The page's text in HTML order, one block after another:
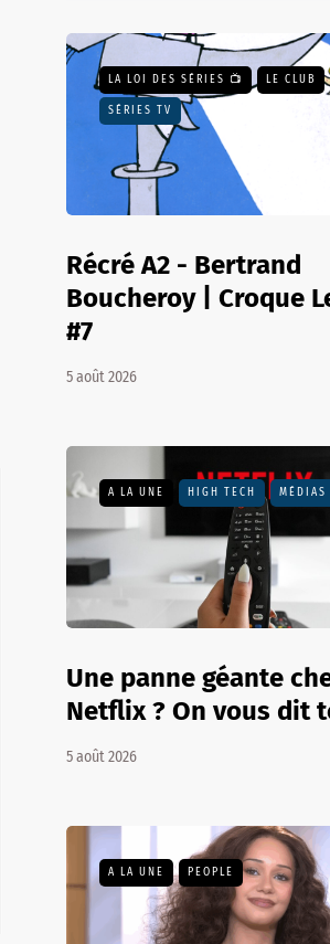
LA LOI DES SÉRIES 📺 LE CLUB
SÉRIES TV
Récré A2 - Bertrand
Boucheroy | Croque
#7
5 août 2026
A LA UNE HIGH TECH MÉDIAS
Une panne géante
Netflix ? On vous dit
5 août 2026
A LA UNE PEOPLE